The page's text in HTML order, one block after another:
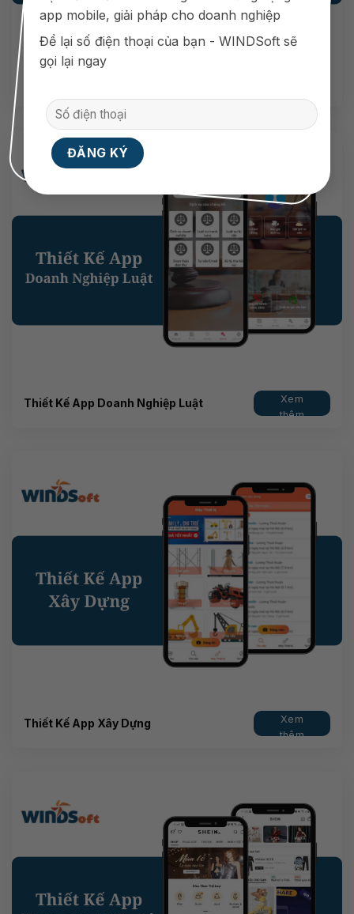
app mobile, giải pháp cho doanh nghiệp
Để lại số điện thoại của bạn - WINDSoft sẽ
gọi lại ngay
Thiết Kế App Doanh Nghiệp Luật
Xem
thêm
Thiết Kế App Xây Dựng
Xem
thêm